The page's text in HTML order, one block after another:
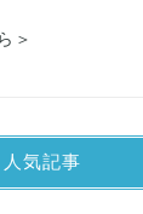
＞
人気記事